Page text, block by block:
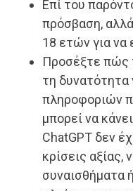
Επί του
πρόσβαση,
18 ετών για να
Προσέξτε πώς
τη δυνατότητα
πληροφοριών
μπορεί να
ChatGPT δεν
κρίσεις αξίας,
συναισθήματα